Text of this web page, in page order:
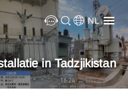
NL
in Tadzjikistan